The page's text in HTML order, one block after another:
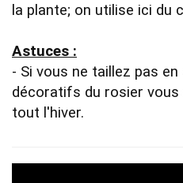
la plante; on utilise ici du
Astuces :
- Si vous ne taillez pas
décoratifs du rosier
tout l'hiver.